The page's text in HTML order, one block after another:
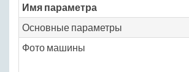
Имя параметра
Основные параметры
Фото машины